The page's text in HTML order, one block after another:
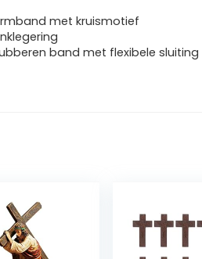
met kruismotief
band met flexibele sluiting